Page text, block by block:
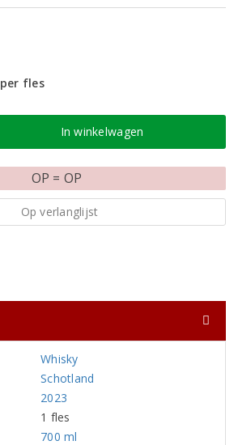
per fles
In winkelwagen
OP = OP
Op verlanglijst
Whisky
Schotland
2023
1 fles
700 ml